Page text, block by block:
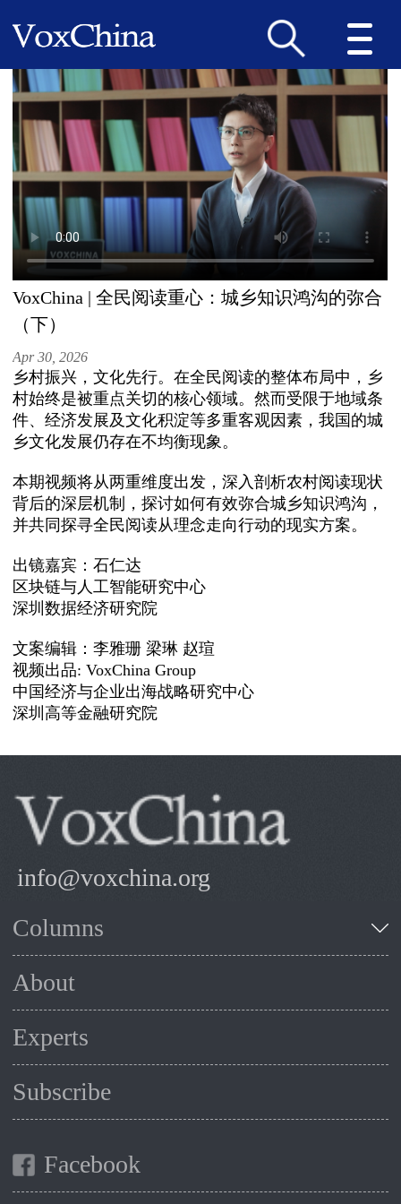
VoxChina | 全民阅读重心：城乡知识鸿沟的弥合
（下）
Apr 30, 2026
乡村振兴，文化先行。在全民阅读的整体布局中，乡
村始终是被重点关切的核心领域。然而受限于地域条
件、经济发展及文化积淀等多重客观因素，我国的城
乡文化发展仍存在不均衡现象。
本期视频将从两重维度出发，深入剖析农村阅读现状
背后的深层机制，探讨如何有效弥合城乡知识鸿沟，
并共同探寻全民阅读从理念走向行动的现实方案。
出镜嘉宾：石仁达
区块链与人工智能研究中心
深圳数据经济研究院
文案编辑：李雅珊 梁琳 赵瑄
视频出品: VoxChina Group
中国经济与企业出海战略研究中心
深圳高等金融研究院
info@voxchina.org
Columns
About
Experts
Subscribe
Facebook